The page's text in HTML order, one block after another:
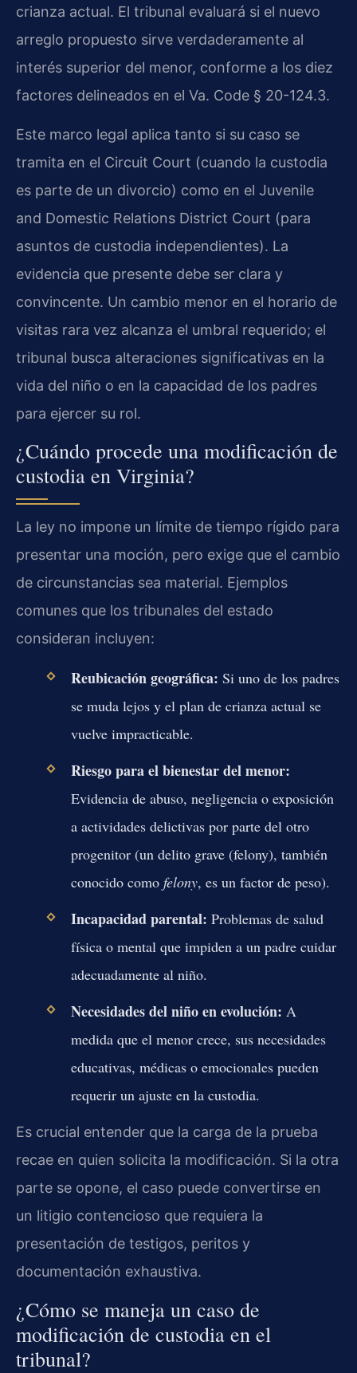
crianza actual. El tribunal evaluará si el nuevo
arreglo propuesto sirve verdaderamente al
interés superior del menor, conforme a los diez
factores delineados en el Va. Code § 20-124.3.
Este marco legal aplica tanto si su caso se
tramita en el Circuit Court (cuando la custodia
es parte de un divorcio) como en el Juvenile
and Domestic Relations District Court (para
asuntos de custodia independientes). La
evidencia que presente debe ser clara y
convincente. Un cambio menor en el horario de
visitas rara vez alcanza el umbral requerido; el
tribunal busca alteraciones significativas en la
vida del niño o en la capacidad de los padres
para ejercer su rol.
¿Cuándo procede una modificación de
custodia en Virginia?
La ley no impone un límite de tiempo rígido para
presentar una moción, pero exige que el cambio
de circunstancias sea material. Ejemplos
comunes que los tribunales del estado
consideran incluyen:
Reubicación geográfica: Si uno de los padres
se muda lejos y el plan de crianza actual se
vuelve impracticable.
Riesgo para el bienestar del menor:
Evidencia de abuso, negligencia o exposición
a actividades delictivas por parte del otro
progenitor (un delito grave (felony), también
conocido como felony, es un factor de peso).
Incapacidad parental: Problemas de salud
física o mental que impiden a un padre cuidar
adecuadamente al niño.
Necesidades del niño en evolución: A
medida que el menor crece, sus necesidades
educativas, médicas o emocionales pueden
requerir un ajuste en la custodia.
Es crucial entender que la carga de la prueba
recae en quien solicita la modificación. Si la otra
parte se opone, el caso puede convertirse en
un litigio contencioso que requiera la
presentación de testigos, peritos y
documentación exhaustiva.
¿Cómo se maneja un caso de
modificación de custodia en el
tribunal?